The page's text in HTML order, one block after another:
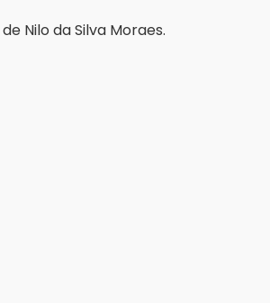
de Nilo da Silva Moraes.